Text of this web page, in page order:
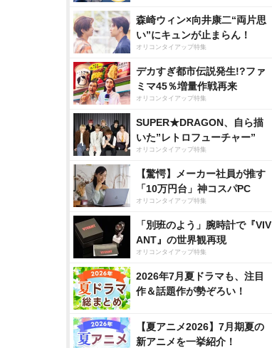
森崎ウィン×向井康二“両片思
い”にキュンが止まらん！
オリコンタイアップ特集
デカすぎ都市伝説発生!?ファ
ミマ45％増量作戦再来
オリコンタイアップ特集
SUPER★DRAGON、自ら描
いた”レトロフューチャー”
オリコンタイアップ特集
【驚愕】メーカー社員が推す
「10万円台」神コスパPC
オリコンタイアップ特集
「別班のよう」腕時計で『VIV
ANT』の世界観再現
オリコンタイアップ特集
2026年7月夏ドラマも、注目
作＆話題作が勢ぞろい！
【夏アニメ2026】7月期夏の
新アニメを一挙紹介！